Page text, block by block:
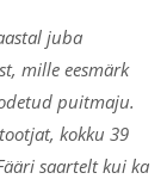
juba
mille eesmärk
puitmaju.
kokku 39
saartelt kui ka